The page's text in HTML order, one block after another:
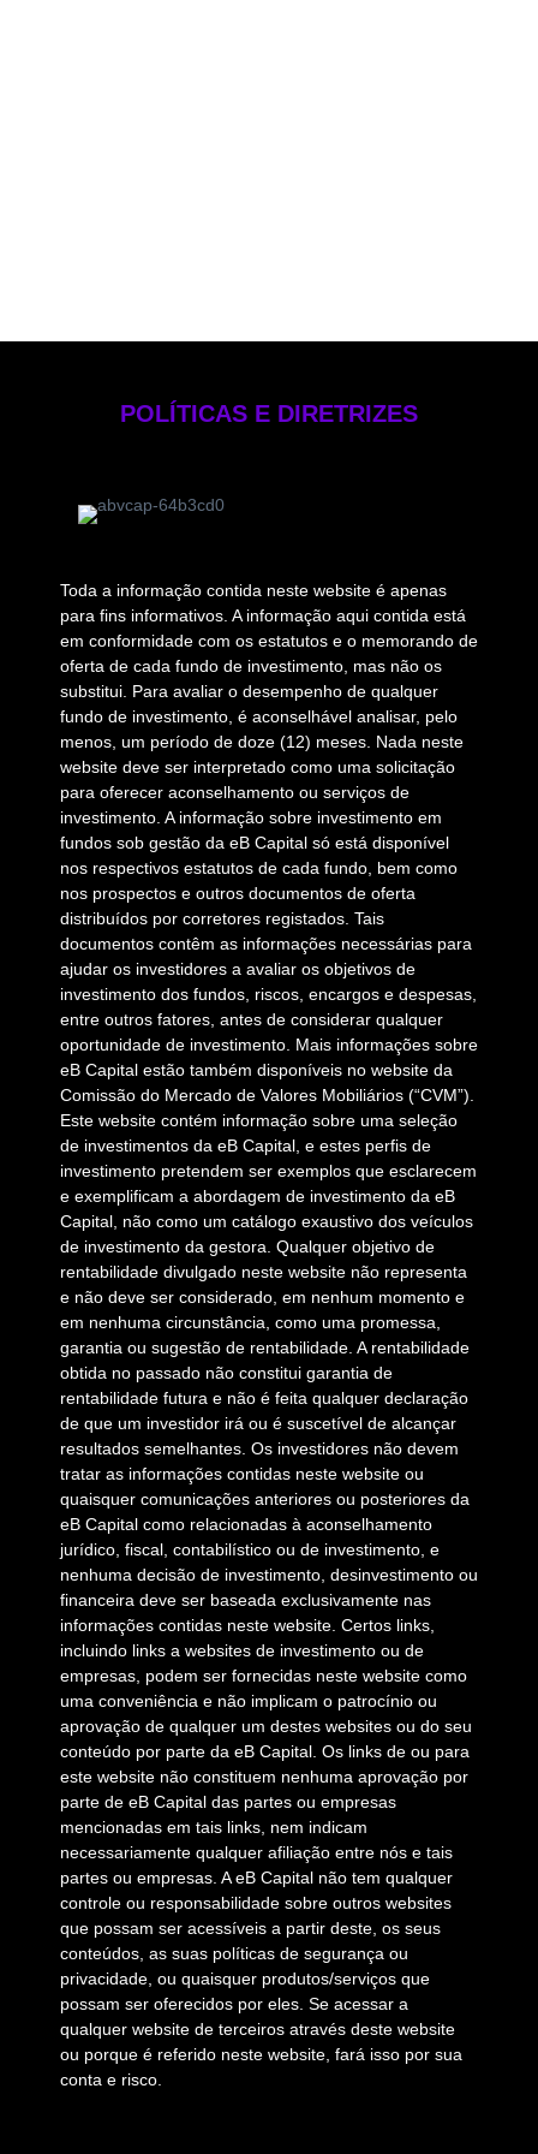
POLÍTICAS E DIRETRIZES
Toda a informação contida neste website é apenas
para fins informativos. A informação aqui contida está
em conformidade com os estatutos e o memorando de
oferta de cada fundo de investimento, mas não os
substitui. Para avaliar o desempenho de qualquer
fundo de investimento, é aconselhável analisar, pelo
menos, um período de doze (12) meses. Nada neste
website deve ser interpretado como uma solicitação
para oferecer aconselhamento ou serviços de
investimento. A informação sobre investimento em
fundos sob gestão da eB Capital só está disponível
nos respectivos estatutos de cada fundo, bem como
nos prospectos e outros documentos de oferta
distribuídos por corretores registados. Tais
documentos contêm as informações necessárias para
ajudar os investidores a avaliar os objetivos de
investimento dos fundos, riscos, encargos e despesas,
entre outros fatores, antes de considerar qualquer
oportunidade de investimento. Mais informações sobre
eB Capital estão também disponíveis no website da
Comissão do Mercado de Valores Mobiliários (“CVM”).
Este website contém informação sobre uma seleção
de investimentos da eB Capital, e estes perfis de
investimento pretendem ser exemplos que esclarecem
e exemplificam a abordagem de investimento da eB
Capital, não como um catálogo exaustivo dos veículos
de investimento da gestora. Qualquer objetivo de
rentabilidade divulgado neste website não representa
e não deve ser considerado, em nenhum momento e
em nenhuma circunstância, como uma promessa,
garantia ou sugestão de rentabilidade. A rentabilidade
obtida no passado não constitui garantia de
rentabilidade futura e não é feita qualquer declaração
de que um investidor irá ou é suscetível de alcançar
resultados semelhantes. Os investidores não devem
tratar as informações contidas neste website ou
quaisquer comunicações anteriores ou posteriores da
eB Capital como relacionadas à aconselhamento
jurídico, fiscal, contabilístico ou de investimento, e
nenhuma decisão de investimento, desinvestimento ou
financeira deve ser baseada exclusivamente nas
informações contidas neste website. Certos links,
incluindo links a websites de investimento ou de
empresas, podem ser fornecidas neste website como
uma conveniência e não implicam o patrocínio ou
aprovação de qualquer um destes websites ou do seu
conteúdo por parte da eB Capital. Os links de ou para
este website não constituem nenhuma aprovação por
parte de eB Capital das partes ou empresas
mencionadas em tais links, nem indicam
necessariamente qualquer afiliação entre nós e tais
partes ou empresas. A eB Capital não tem qualquer
controle ou responsabilidade sobre outros websites
que possam ser acessíveis a partir deste, os seus
conteúdos, as suas políticas de segurança ou
privacidade, ou quaisquer produtos/serviços que
possam ser oferecidos por eles. Se acessar a
qualquer website de terceiros através deste website
ou porque é referido neste website, fará isso por sua
conta e risco.